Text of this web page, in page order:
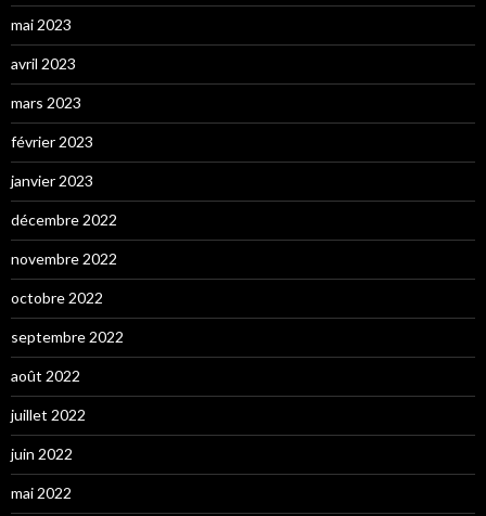
mai 2023
avril 2023
mars 2023
février 2023
janvier 2023
décembre 2022
novembre 2022
octobre 2022
septembre 2022
août 2022
juillet 2022
juin 2022
mai 2022